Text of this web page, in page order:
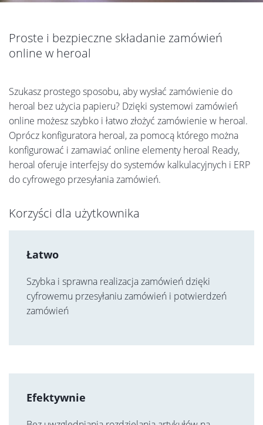
Proste i bezpieczne składanie zamówień
online w heroal
Szukasz prostego sposobu, aby wysłać zamówienie do
heroal bez użycia papieru? Dzięki systemowi zamówień
online możesz szybko i łatwo złożyć zamówienie w heroal.
Oprócz konfiguratora heroal, za pomocą którego można
konfigurować i zamawiać online elementy heroal Ready,
heroal oferuje interfejsy do systemów kalkulacyjnych i ERP
do cyfrowego przesyłania zamówień.
Korzyści dla użytkownika
Łatwo
Szybka i sprawna realizacja zamówień dzięki
cyfrowemu przesyłaniu zamówień i potwierdzeń
zamówień
Efektywnie